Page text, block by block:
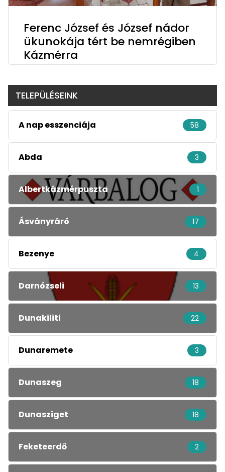
Ferenc József és József nádor
ükunokája tért be nemrégiben
Kázmérra
TELEPÜLÉSEINK
A nap esszenciája 58
Abda 3
Albertkázmérpuszta 1
Ásványráró 17
Bezenye 4
Darnózseli 13
Dunakiliti 22
Dunaremete 3
Dunaszeg 18
Dunasziget 18
Feketeerdő 2